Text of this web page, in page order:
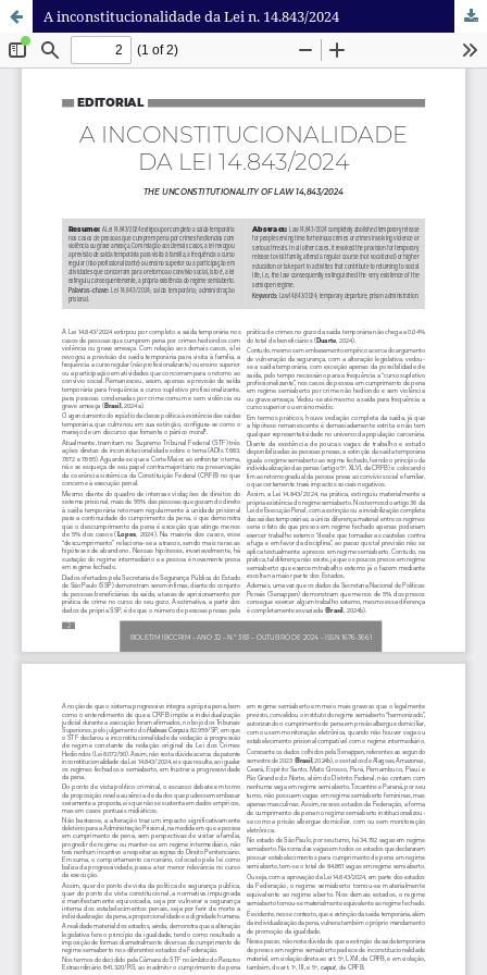
A inconstitucionalidade da Lei n. 14.843/2024